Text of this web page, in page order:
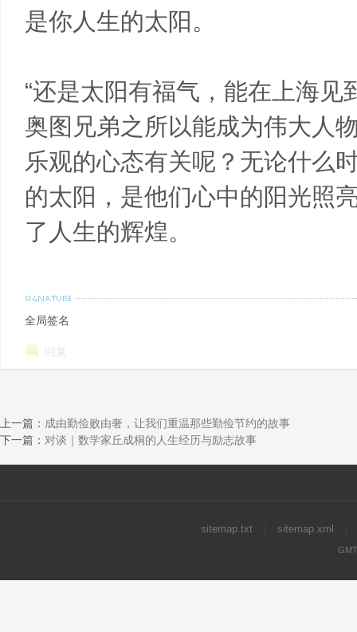
是你人生的太阳。
“还是太阳有福气，能在上海见
奥图兄弟之所以能成为伟大人
乐观的心态有关呢？无论什么
的太阳，是他们心中的阳光照
了人生的辉煌。
全局签名
回复
上一篇： 成由勤俭败由奢，让我们重温那些勤俭节约的故事
下一篇： 对谈｜数学家丘成桐的人生经历与励志故事
sitemap.txt sitemap.xml